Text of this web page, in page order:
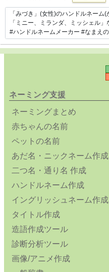
ネーミング支援
ネーミングまとめ
赤ちゃんの名前
ペットの名前
あだ名・ニックネーム作成
二つ名・通り名 作成
ハンドルネーム作成
イングリッシュネーム作成
タイトル作成
造語作成ツール
診断分析ツール
画像/アニメ作成